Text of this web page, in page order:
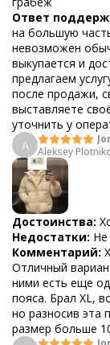
Ответ
на большую
невозможен
выкупается и
предлагаем
после продажи,
выставляете
уточнить у
A
Aleksey
Достоинства:
Недостатки:
Комментарий:
Отличный
ними есть еще
пояса. Брал XL,
но разносив
размер больше